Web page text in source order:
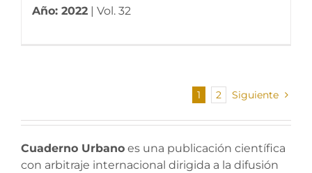
Año: 2022 | Vol. 32
1 2 Siguiente
Cuaderno Urbano es una publicación científica
con arbitraje internacional dirigida a la difusión